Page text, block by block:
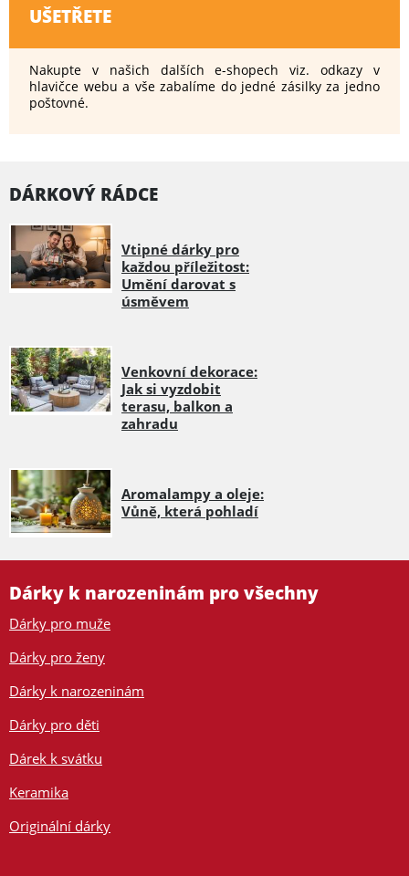
UŠETŘETE
Nakupte v našich dalších e-shopech viz. odkazy v
hlavičce webu a vše zabalíme do jedné zásilky za jedno
poštovné.
DÁRKOVÝ RÁDCE
Vtipné dárky pro
každou příležitost:
Umění darovat s
úsměvem
Venkovní dekorace:
Jak si vyzdobit
terasu, balkon a
zahradu
Aromalampy a oleje:
Vůně, která pohladí
Dárky k narozeninám pro všechny
Dárky pro muže
Dárky pro ženy
Dárky k narozeninám
Dárky pro děti
Dárek k svátku
Keramika
Originální dárky